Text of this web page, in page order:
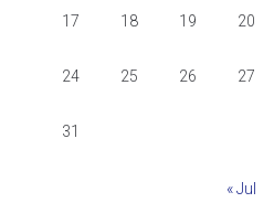
17 18 19 20
24 25 26 27
31
« Jul